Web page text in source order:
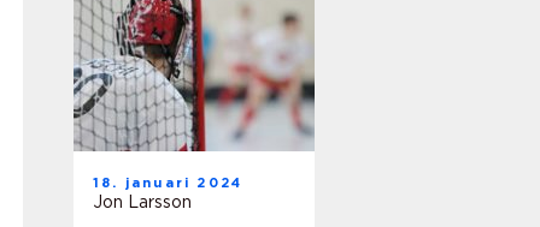
18. januari 2024
Jon Larsson